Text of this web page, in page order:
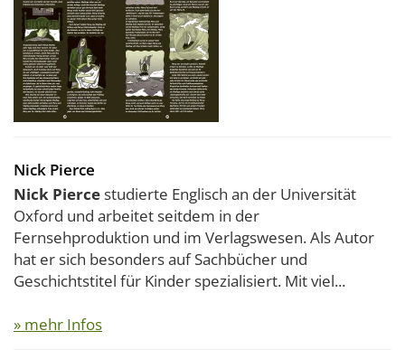
Nick Pierce
Nick Piercestudierte Englisch an der Universität
Oxford und arbeitet seitdem in der
Fernsehproduktion und im Verlagswesen. Als Autor
hat er sich besonders auf Sachbücher und
Geschichtstitel für Kinder spezialisiert. Mit viel...
» mehr Infos